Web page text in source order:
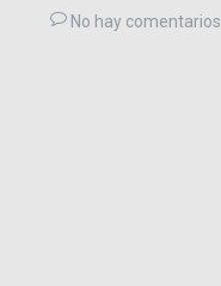
No hay comentarios